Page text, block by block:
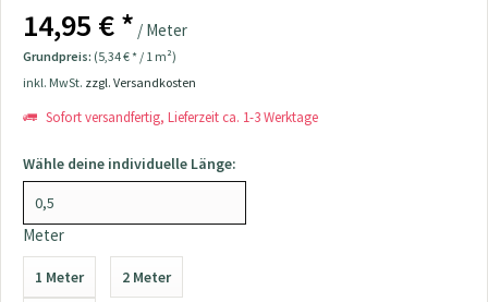
14,95 € * / Meter
Grundpreis: (5,34 € * / 1 m²)
inkl. MwSt. zzgl. Versandkosten
Sofort versandfertig, Lieferzeit ca. 1-3 Werktage
Wähle deine individuelle Länge:
Meter
1 Meter 2 Meter